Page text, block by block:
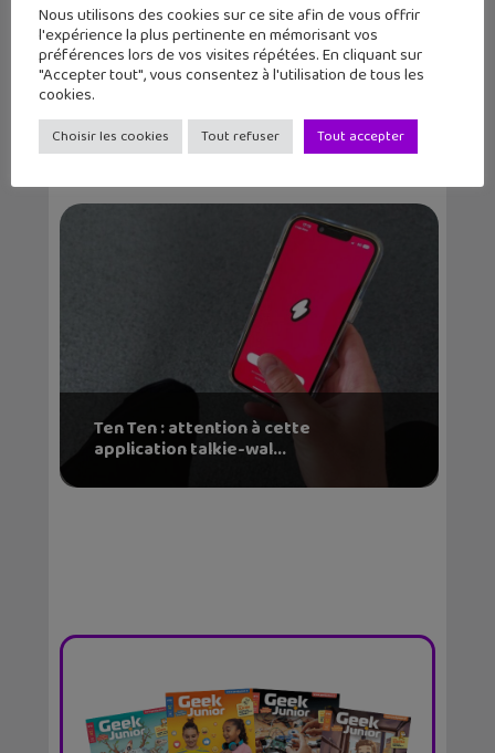
SafeBear, une application pour
combattre le cyberh...
Ten Ten : attention à cette
application talkie-wal...
Nous utilisons des cookies sur ce site afin de vous offrir
l'expérience la plus pertinente en mémorisant vos
préférences lors de vos visites répétées. En cliquant sur
"Accepter tout", vous consentez à l'utilisation de tous les
cookies.
Choisir les cookies Tout refuser Tout accepter